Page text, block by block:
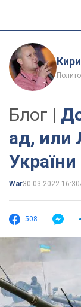
Блог |
ад, или
України
War30.03.2022 16:30
508